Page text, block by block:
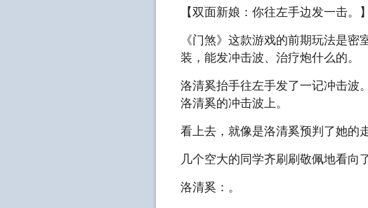
【双面新娘：你往左手边发一击。】
《门煞》这款游戏的前期玩法是
装，能发冲击波、治疗炮什么的。
洛清奚抬手往左手发了一记冲击波
洛清奚的冲击波上。
看上去，就像是洛清奚预判了她的
几个空大的同学齐刷刷敬佩地看向
洛清奚：。